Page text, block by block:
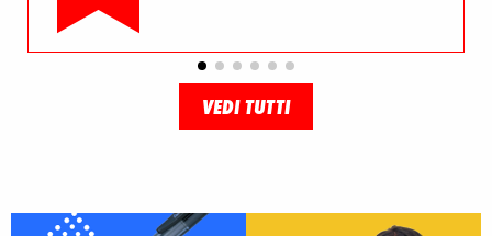
VEDI TUTTI